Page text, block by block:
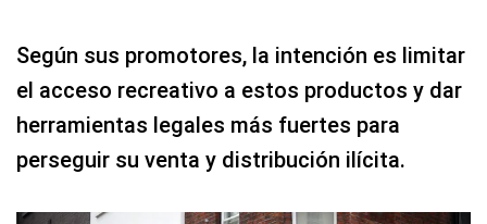
Según sus promotores, la intención es limitar
el acceso recreativo a estos productos y dar
herramientas legales más fuertes para
perseguir su venta y distribución ilícita.